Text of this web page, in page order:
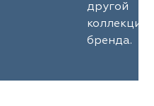
другой
коллекции
бренда.